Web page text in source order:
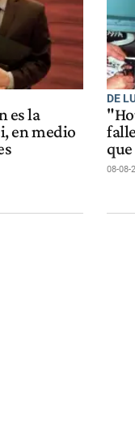
es la
en medio
DE
que
08-08-